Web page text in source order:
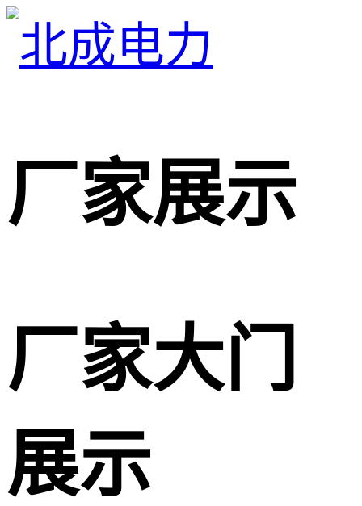
厂家展示
厂家大门
展示